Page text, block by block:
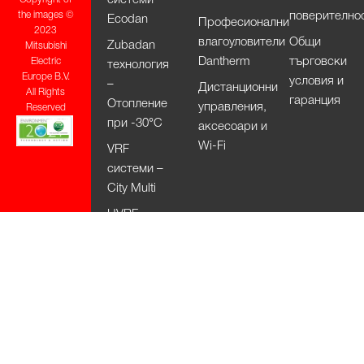
the images ©
2023
Mitsubishi
Electric
Europe B.V.
All Rights
Reserved
Ecodan
Zubadan
технология
–
Отопление
при -30°С
VRF
системи –
City Multi
HVRF
Професионални
влагоуловители
Dantherm
Дистанционни
управления,
аксесоари и
Wi-Fi
Общи
търговски
условия и
гаранция